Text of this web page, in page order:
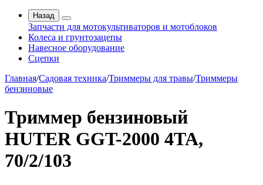
Назад
Запчасти для мотокультиваторов и мотоблоков
Колеса и грунтозацепы
Навесное оборудование
Сцепки
Главная/Садовая техника/Триммеры для травы/Триммеры
бензиновые
Триммер бензиновый
HUTER GGT-2000 4ТА,
70/2/103